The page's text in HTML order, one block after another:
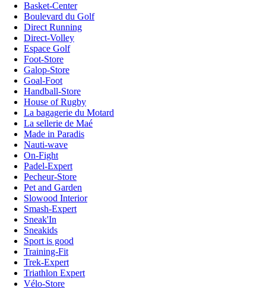
Basket-Center
Boulevard du Golf
Direct Running
Direct-Volley
Espace Golf
Foot-Store
Galop-Store
Goal-Foot
Handball-Store
House of Rugby
La bagagerie du Motard
La sellerie de Maé
Made in Paradis
Nauti-wave
On-Fight
Padel-Expert
Pecheur-Store
Pet and Garden
Slowood Interior
Smash-Expert
Sneak'In
Sneakids
Sport is good
Training-Fit
Trek-Expert
Triathlon Expert
Vélo-Store